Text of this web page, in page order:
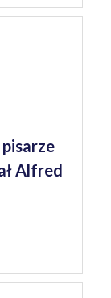
Alfred